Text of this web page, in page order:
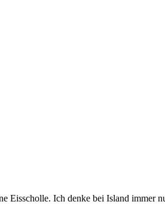
Eisscholle. Ich denke bei Island immer